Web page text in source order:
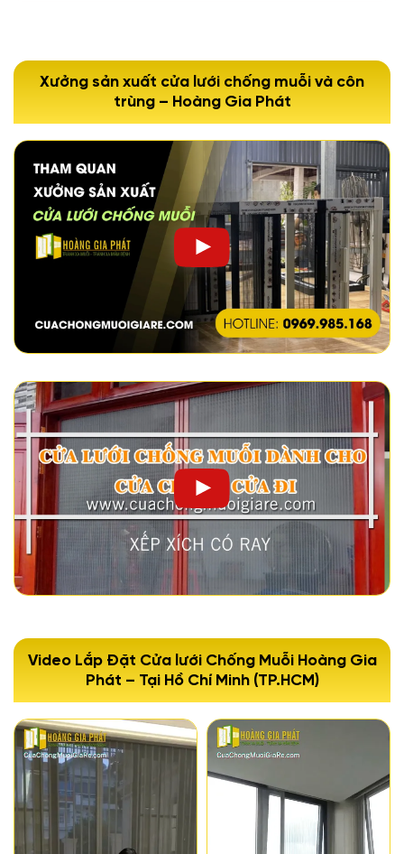
Xưởng sản xuất cửa lưới chống muỗi và côn
trùng – Hoàng Gia Phát
Video Lắp Đặt Cửa lưới Chống Muỗi Hoàng Gia
Phát – Tại Hồ Chí Minh (TP.HCM)